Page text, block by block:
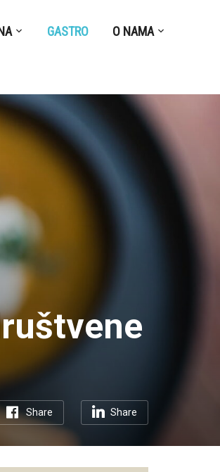
GASTRO O NAMA
Share Share